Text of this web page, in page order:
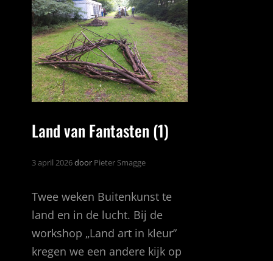
Land van Fantasten (1)
3 april 2026door Pieter Smagge
Twee weken Buitenkunst te
land en in de lucht. Bij de
workshop „Land art in kleur”
kregen we een andere kijk op